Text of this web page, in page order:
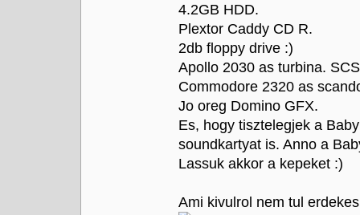
4.2GB HDD.
Plextor Caddy CD R.
2db floppy drive :)
Apollo 2030 as turbina.
Commodore 2320 as
Jo oreg Domino GFX.
Es, hogy tisztelegjek a
soundkartyat is. Anno a
Lassuk akkor a kepeket :)
Ami kivulrol nem tul